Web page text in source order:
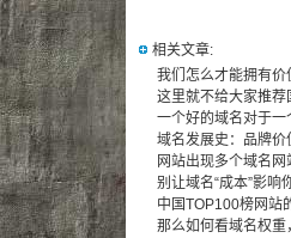
相关文章:
我们怎么才能拥有
这里就不给大家推荐
一个好的域名对于一
域名发展史：品牌价
网站出现多个域名网
别让域名“成本”影响
中国TOP100榜网站
那么如何看域名权重